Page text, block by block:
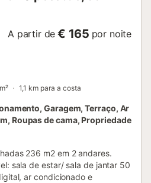
A partir de € 165 por noite
1,1 km para a costa
Garagem, Terraço, Ar
Roupas de cama, Propriedade
236 m2 em 2 andares.
sala de estar/ sala de jantar 50
ar condicionado e